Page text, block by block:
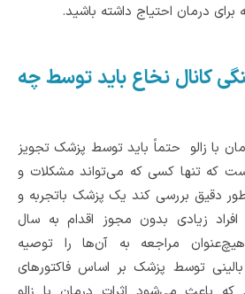
درمان احتیاج داشته باشید.
کانال نخاع باید توسط چه
با زالو حتماً باید توسط پزشک تجویز
که تنها کسی که می‌تواند مشکلات و
دقیق بررسی کند یک پزشک باتجربه و
زیادی بدون مجوز اقدام به سال
مراجعه به آن‌ها را توصیه
بالینی توسط پزشک بر اساس فاکتورهای